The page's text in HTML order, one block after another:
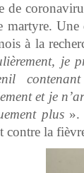
de
martyre. Une
à la
je
et je
plus».
contre la